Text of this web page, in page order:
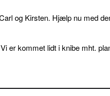
og Kirsten. Hjælp nu med
er kommet lidt i knibe mht.